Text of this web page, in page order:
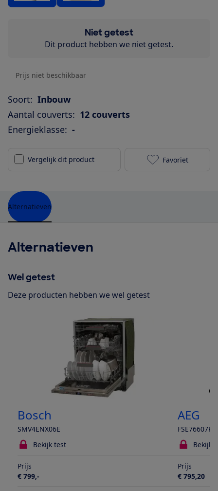
Niet getest
Dit product hebben we niet getest.
Prijs niet beschikbaar
Soort: Inbouw
Aantal couverts: 12 couverts
Energieklasse: -
Vergelijk dit product IKEA Renlig
Favoriet
Alternatieven
Alternatieven
Wel getest
Deze producten hebben we wel getest
Bosch
SMV4ENX06E
AEG
FSE76607P
Bekijk test
Bekijk
Prijs
€ 799,-
Prijs
€ 795,20